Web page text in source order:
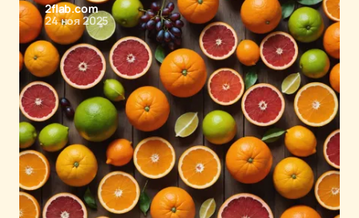
2flab.com
24 ноя 2025